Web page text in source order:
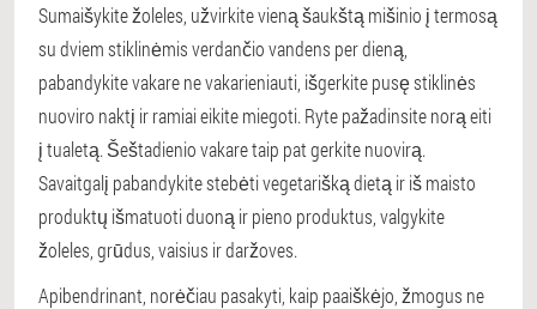
Sumaišykite žoleles, užvirkite vieną šaukštą mišinio į termosą
su dviem stiklinėmis verdančio vandens per dieną,
pabandykite vakare ne vakarieniauti, išgerkite pusę stiklinės
nuoviro naktį ir ramiai eikite miegoti. Ryte pažadinsite norą eiti
į tualetą. Šeštadienio vakare taip pat gerkite nuovirą.
Savaitgalį pabandykite stebėti vegetarišką dietą ir iš maisto
produktų išmatuoti duoną ir pieno produktus, valgykite
žoleles, grūdus, vaisius ir daržoves.
Apibendrinant, norėčiau pasakyti, kaip paaiškėjo, žmogus ne